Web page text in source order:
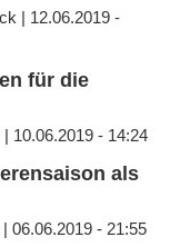
| 12.06.2019 -
für die
10.06.2019 - 14:24
als
06.06.2019 - 21:55